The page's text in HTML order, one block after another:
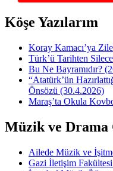
Köşe Yazılarım
Koray Kamacı’ya
Türk’ü Tarihten
Bu Ne Bayramıdır?
“Atatürk’ün
Önsözü (30.4.2026)
Maraş’ta Okula
Müzik ve Drama
Ailede Müzik ve
Gazi İletişim